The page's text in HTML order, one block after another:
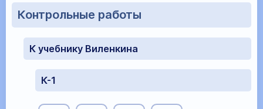
Контрольные работы
К учебнику Виленкина
К-1